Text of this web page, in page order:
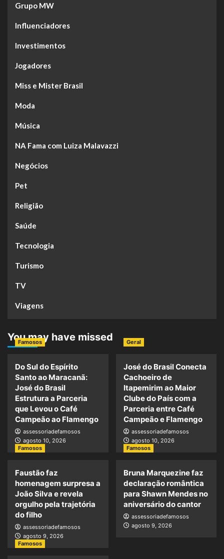
Grupo MW
Influenciadores
Investimentos
Jogadores
Miss e Mister Brasil
Moda
Música
NA Fama com Luiza Malavazzi
Negócios
Pet
Religião
Saúde
Tecnologia
Turismo
TV
Viagens
You may have missed
Famosos
Do Sul do Espírito
Santo ao Maracanã:
José do Brasil
Estrutura a Parceria
que Levou o Café
Campeão ao Flamengo
assessoriadefamosos
agosto 10, 2026
Geral
José do Brasil Conecta
Cachoeiro de
Itapemirim ao Maior
Clube do País com a
Parceria entre Café
Campeão e Flamengo
assessoriadefamosos
agosto 10, 2026
Famosos
Faustão faz
homenagem surpresa a
João Silva e revela
orgulho pela trajetória
do filho
assessoriadefamosos
agosto 9, 2026
Famosos
Bruna Marquezine faz
declaração romântica
para Shawn Mendes no
aniversário do cantor
assessoriadefamosos
agosto 9, 2026
Famosos